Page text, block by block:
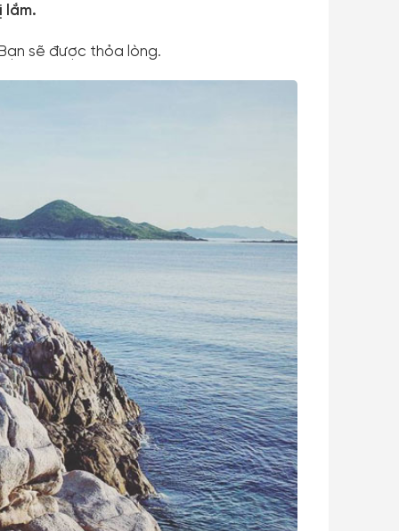
lắm.
sẽ được thỏa lòng.